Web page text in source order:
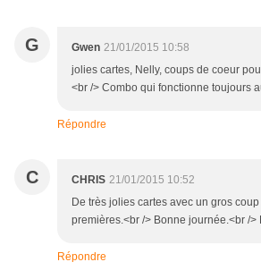
G Gwen 21/01/2015 10:58
jolies cartes, Nelly, coups de coeur
<br /> Combo qui fonctionne toujours
Répondre
C CHRIS 21/01/2015 10:52
De très jolies cartes avec un gros
premières.<br /> Bonne journée.<br />
Répondre